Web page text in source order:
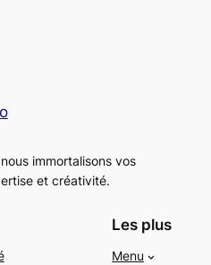
immortalisons vos
et créativité.
Les plus
Menu